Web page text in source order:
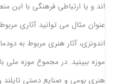
اند و یا ارتباطی فرهنگی با این
عنوان مثال می توانید آثاری
اندونزی، آثار هنری مربوط به
موزه ببینید. در مجموع موزه ملی
هنری بومی و صنایع دستی